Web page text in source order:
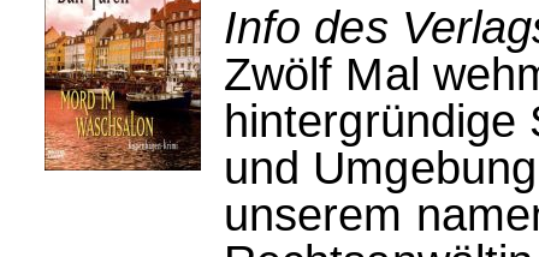
Info des
Zwölf Mal
hintergründige
und
unserem